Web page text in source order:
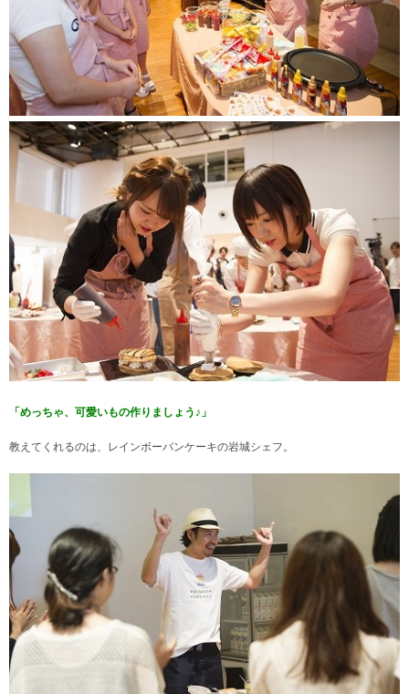
「めっちゃ、可愛いもの作りましょう♪」
教えてくれるのは、レインボーパンケーキの岩城シェフ。